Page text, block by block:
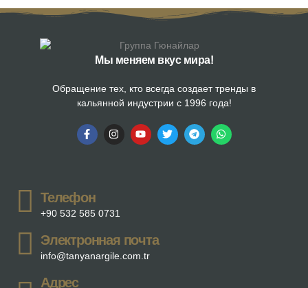
Мы меняем вкус мира!
Обращение тех, кто всегда создает тренды в
кальянной индустрии с 1996 года!
Телефон
+90 532 585 0731
Электронная почта
info@tanyanargile.com.tr
Адрес